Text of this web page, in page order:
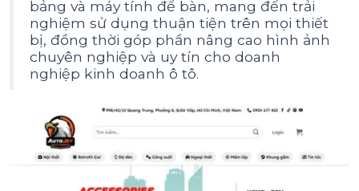
bảng và máy tính để bàn, mang đến trải
nghiệm sử dụng thuận tiện trên mọi thiết
bị, đồng thời góp phần nâng cao hình ảnh
chuyên nghiệp và uy tín cho doanh
nghiệp kinh doanh ô tô.